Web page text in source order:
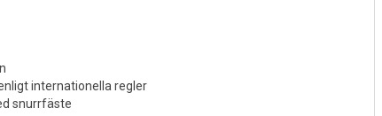
internationella regler
snurrfäste